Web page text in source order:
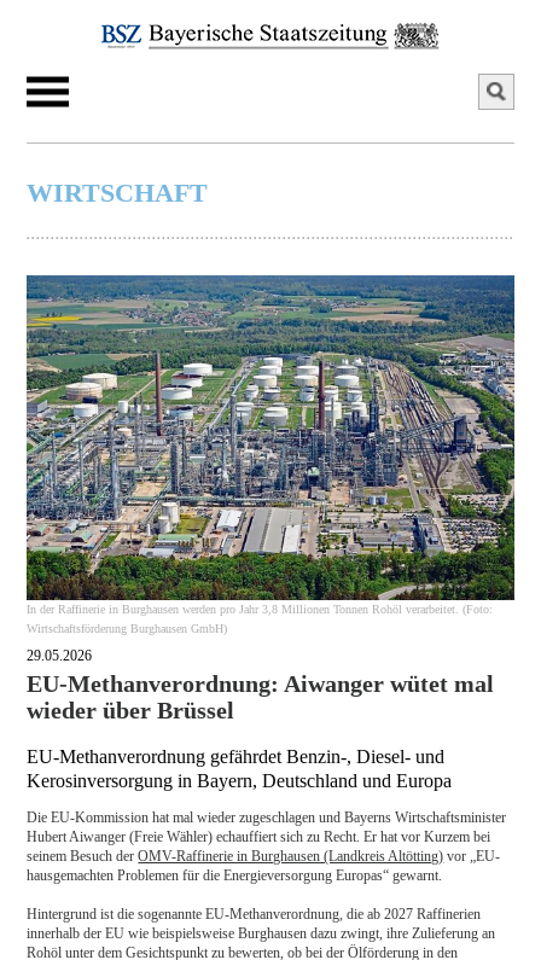
WIRTSCHAFT
In der Raffinerie in Burghausen werden pro Jahr 3,8 Millionen Tonnen Rohöl verarbeitet. (Foto:
Wirtschaftsförderung Burghausen GmbH)
29.05.2026
EU-Methanverordnung: Aiwanger wütet mal
wieder über Brüssel
EU-Methanverordnung gefährdet Benzin-, Diesel- und
Kerosinversorgung in Bayern, Deutschland und Europa
Die EU-Kommission hat mal wieder zugeschlagen und Bayerns Wirtschaftsminister
Hubert Aiwanger (Freie Wähler) echauffiert sich zu Recht. Er hat vor Kurzem bei
seinem Besuch derOMV-Raffinerie in Burghausen (Landkreis Altötting) vor „EU-
hausgemachten Problemen für die Energieversorgung Europas“ gewarnt.
Hintergrund ist die sogenannte EU-Methanverordnung, die ab 2027 Raffinerien
innerhalb der EU wie beispielsweise Burghausen dazu zwingt, ihre Zulieferung an
Rohöl unter dem Gesichtspunkt zu bewerten, ob bei der Ölförderung in den